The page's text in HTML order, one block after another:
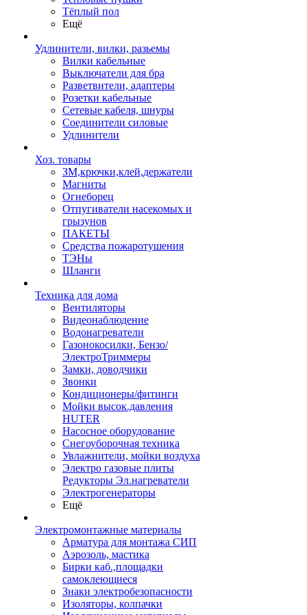
Тёплый пол
Ещё
Удлинители, вилки, разьемы
Вилки кабельные
Выключатели для бра
Разветвители, адаптеры
Розетки кабельные
Сетевые кабеля, шнуры
Соединители силовые
Удлинители
Хоз. товары
ЗМ,крючки,клей,держатели
Магниты
Огнеборец
Отпугиватели насекомых и
грызунов
ПАКЕТЫ
Средства пожаротушения
ТЭНы
Шланги
Техника для дома
Вентиляторы
Видеонаблюдение
Водонагреватели
Газонокосилки, Бензо/
ЭлектроТриммеры
Замки, доводчики
Звонки
Кондиционеры/фитинги
Мойки высок.давления
HUTER
Насосное оборудование
Снегоуборочная техника
Увлажнители, мойки воздуха
Электро газовые плиты
Редукторы Эл.нагреватели
Электрогенераторы
Ещё
Электромонтажные материалы
Арматура для монтажа СИП
Аэрозоль, мастика
Бирки каб.,площадки
самоклеющиеся
Знаки электробезопасности
Изоляторы, колпачки